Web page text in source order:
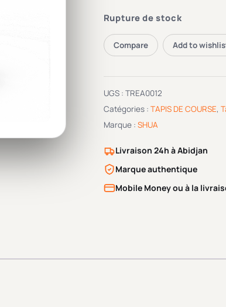
Rupture de stock
Compare Add to
UGS : TREA0012
Catégories : TAPIS DE COURSE,
Marque : SHUA
Livraison 24h à Abidjan
Marque authentique
Mobile Money ou à la